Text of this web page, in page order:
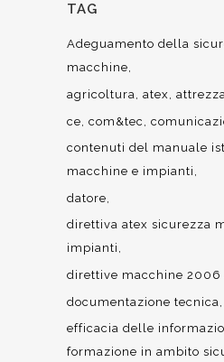
TAG
Adeguamento della
macchine
agricoltura atex
ce com&tec
contenuti del manuale
macchine e impianti
datore
direttiva atex sicurezza
impianti
direttive macchine 2006
documentazione tecnica
efficacia delle
formazione in ambito